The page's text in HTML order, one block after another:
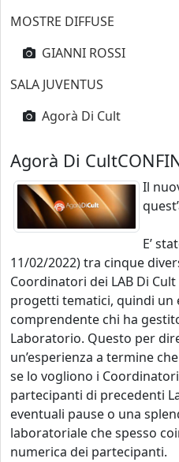
MOSTRE DIFFUSE
GIANNI ROSSI
SALA JUVENTUS
Agorà Di Cult
Agorà Di Cult
Il
E’
11/02/2022) tra cinque
Coordinatori dei LAB Di
progetti tematici, quindi un
comprendente chi ha
Laboratorio. Questo per
un’esperienza a termine
se lo vogliono i
partecipanti di precedenti
eventuali pause o una
laboratoriale che spesso
numerica dei partecipanti.